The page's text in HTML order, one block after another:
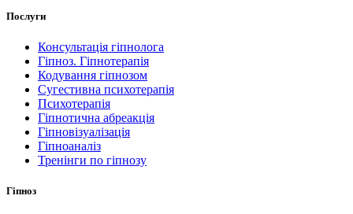
Послуги
Консультація гіпнолога
Гіпноз. Гіпнотерапія
Кодування гіпнозом
Сугестивна психотерапія
Психотерапія
Гіпнотична абреакція
Гіпновізуалізація
Гіпноаналіз
Тренінги по гіпнозу
Гіпноз